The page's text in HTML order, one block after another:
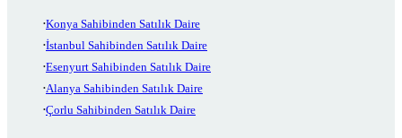
Konya Sahibinden Satılık Daire
İstanbul Sahibinden Satılık Daire
Esenyurt Sahibinden Satılık Daire
Alanya Sahibinden Satılık Daire
Çorlu Sahibinden Satılık Daire